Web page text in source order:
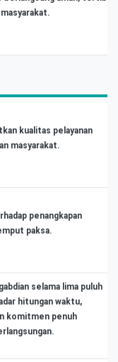
kualitas pelayanan
masyarakat.
penangkapan
paksa.
selama lima puluh
hitungan waktu,
komitmen penuh